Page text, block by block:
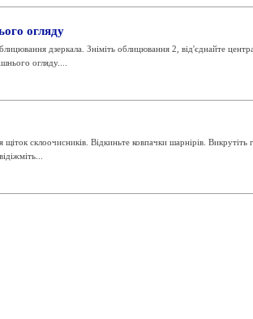
огляду
дзеркала. Зніміть облицювання 2, від'єднайте
огляду....
склоочисників. Відкиньте ковпачки шарнірів. Викрутіть